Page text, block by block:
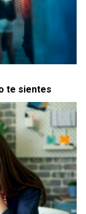
te sientes